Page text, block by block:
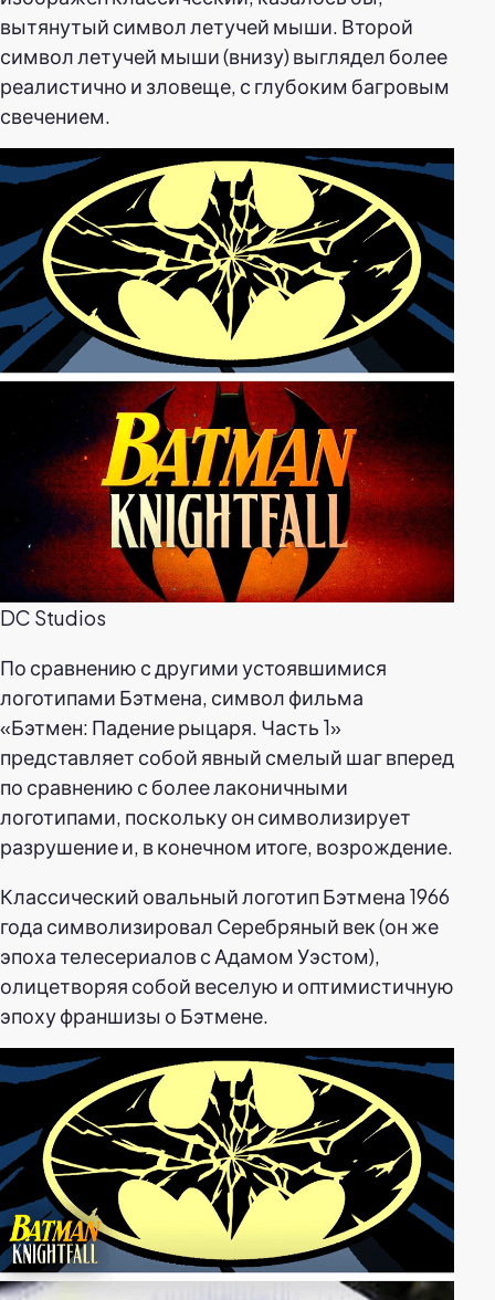
вытянутый символ летучей мыши. Второй
символ летучей мыши (внизу) выглядел более
реалистично и зловеще, с глубоким багровым
свечением.
DC Studios
По сравнению с другими устоявшимися
логотипами Бэтмена, символ фильма
«Бэтмен: Падение рыцаря. Часть 1»
представляет собой явный смелый шаг вперед
по сравнению с более лаконичными
логотипами, поскольку он символизирует
разрушение и, в конечном итоге, возрождение.
Классический овальный логотип Бэтмена 1966
года символизировал Серебряный век (он же
эпоха телесериалов с Адамом Уэстом),
олицетворяя собой веселую и оптимистичную
эпоху франшизы о Бэтмене.